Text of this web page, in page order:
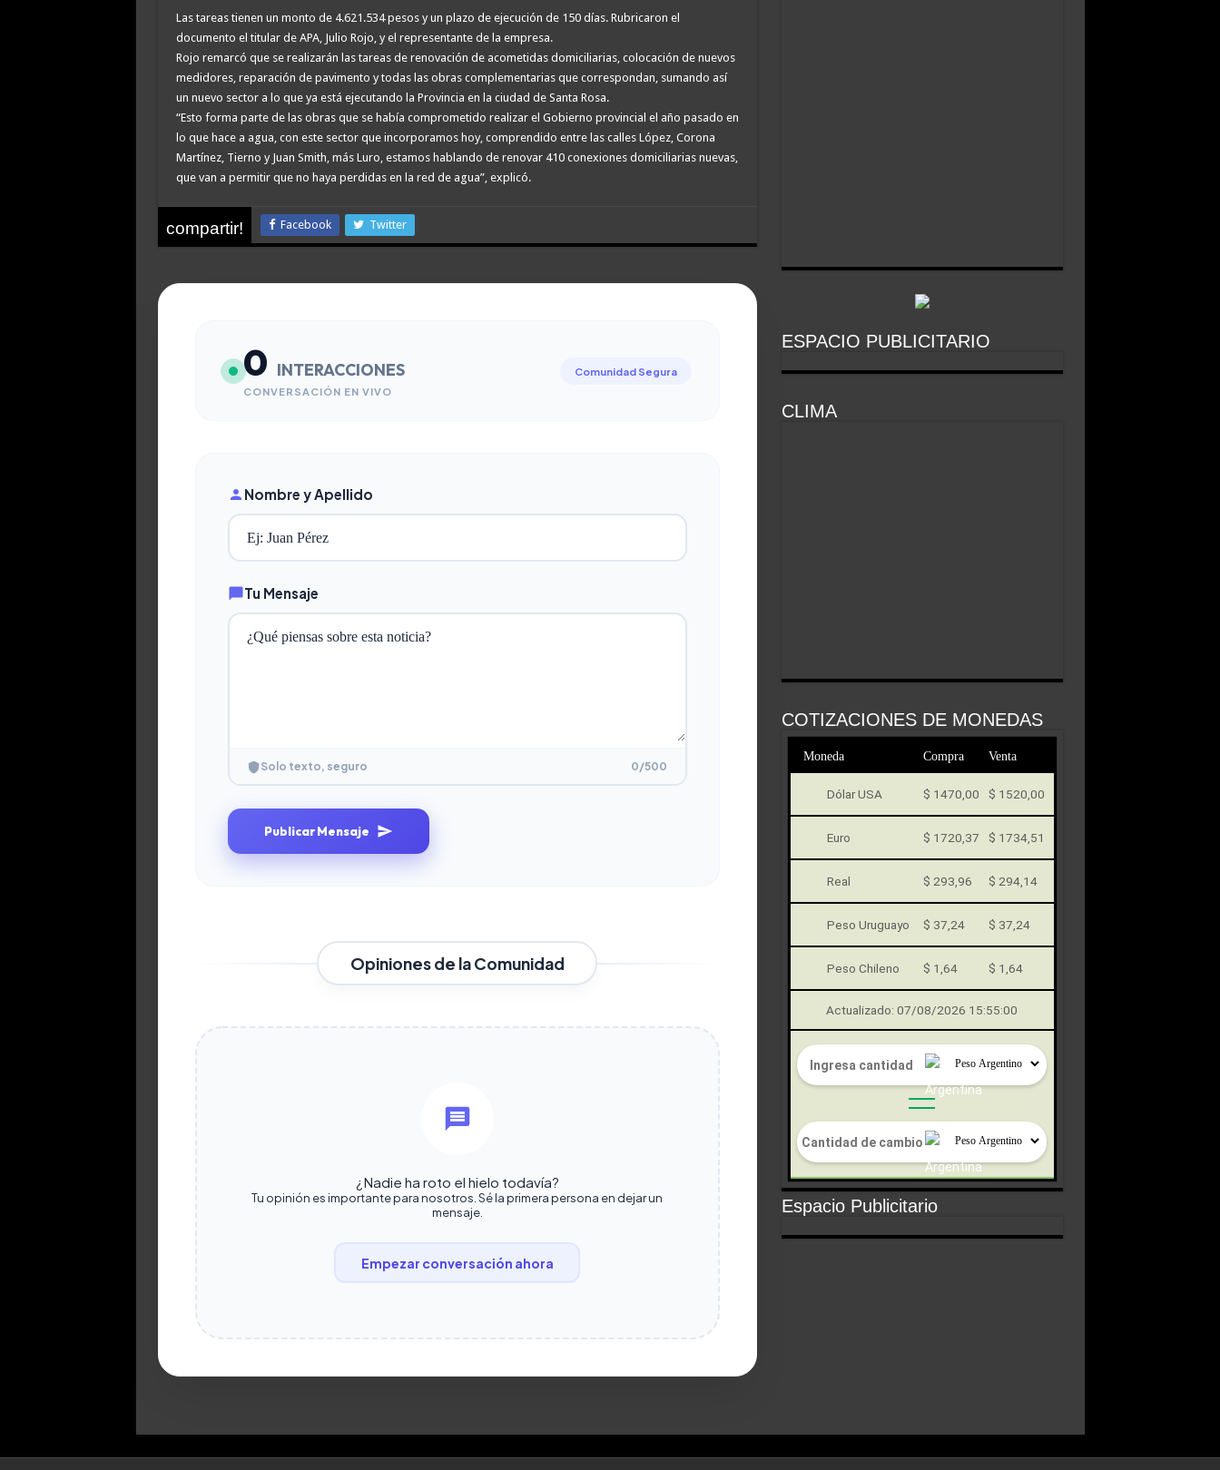
Las tareas tienen un monto de 4.621.534 pesos y un plazo de ejecución de 150 días. Rubricaron el
documento el titular de APA, Julio Rojo, y el representante de la empresa.
Rojo remarcó que se realizarán las tareas de renovación de acometidas domiciliarias, colocación de nuevos
medidores, reparación de pavimento y todas las obras complementarias que correspondan, sumando así
un nuevo sector a lo que ya está ejecutando la Provincia en la ciudad de Santa Rosa.
“Esto forma parte de las obras que se había comprometido realizar el Gobierno provincial el año pasado en
lo que hace a agua, con este sector que incorporamos hoy, comprendido entre las calles López, Corona
Martínez, Tierno y Juan Smith, más Luro, estamos hablando de renovar 410 conexiones domiciliarias nuevas,
que van a permitir que no haya perdidas en la red de agua”, explicó.
compartir! Facebook Twitter
0 INTERACCIONES
CONVERSACIÓN EN VIVO
Comunidad Segura
Nombre y Apellido
Tu Mensaje
Solo texto, seguro 0/500
Publicar Mensaje
Opiniones de la Comunidad
¿Nadie ha roto el hielo todavía?
Tu opinión es importante para nosotros. Sé la primera persona en dejar un
mensaje.
Empezar conversación ahora
ESPACIO PUBLICITARIO
CLIMA
COTIZACIONES DE MONEDAS
Moneda Compra Venta
Dólar USA $ 1470,00 $ 1520,00
Euro $ 1720,37 $ 1734,51
Real $ 293,96 $ 294,14
Peso Uruguayo $ 37,24 $ 37,24
Peso Chileno $ 1,64 $ 1,64
Actualizado: 07/08/2026 15:55:00
Espacio Publicitario